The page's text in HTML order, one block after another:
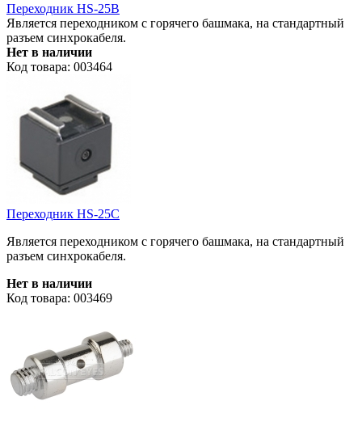
Переходник HS-25B
Является переходником с горячего башмака, на стандартный
разъем синхрокабеля.
Нет в наличии
Код товара: 003464
Переходник HS-25C
Является переходником с горячего башмака, на стандартный
разъем синхрокабеля.
Нет в наличии
Код товара: 003469